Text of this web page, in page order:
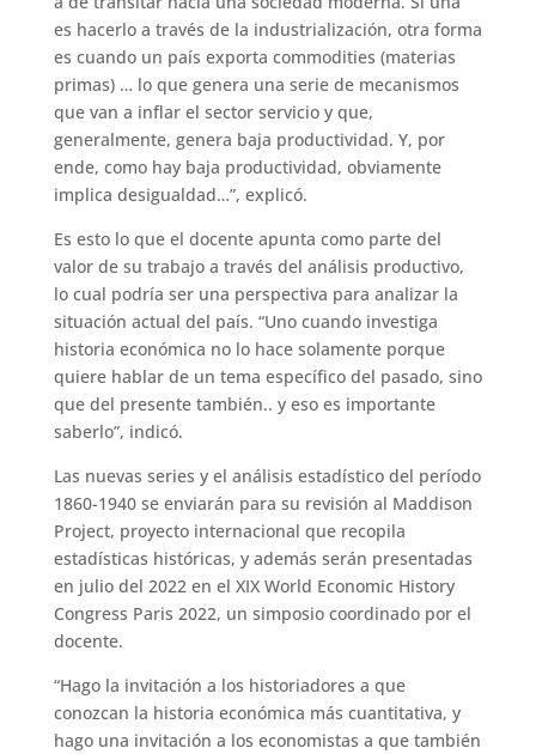
es hacerlo a través de la industrialización, otra forma
es cuando un país exporta commodities (materias
primas) … lo que genera una serie de mecanismos
que van a inflar el sector servicio y que,
generalmente, genera baja productividad. Y, por
ende, como hay baja productividad, obviamente
implica desigualdad…”, explicó.
Es esto lo que el docente apunta como parte del
valor de su trabajo a través del análisis productivo,
lo cual podría ser una perspectiva para analizar la
situación actual del país. “Uno cuando investiga
historia económica no lo hace solamente porque
quiere hablar de un tema específico del pasado, sino
que del presente también.. y eso es importante
saberlo”, indicó.
Las nuevas series y el análisis estadístico del período
1860-1940 se enviarán para su revisión al Maddison
Project, proyecto internacional que recopila
estadísticas históricas, y además serán presentadas
en julio del 2022 en el XIX World Economic History
Congress Paris 2022, un simposio coordinado por el
docente.
“Hago la invitación a los historiadores a que
conozcan la historia económica más cuantitativa, y
hago una invitación a los economistas a que también